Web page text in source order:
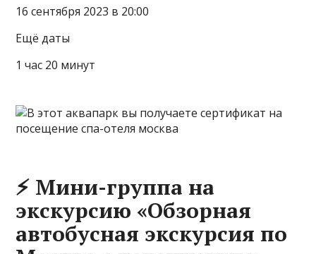
16 сентября 2023 в 20:00
Ещё даты
1 час 20 минут
⚡ Мини-группа на
экскурсию «Обзорная
автобусная экскурсия по